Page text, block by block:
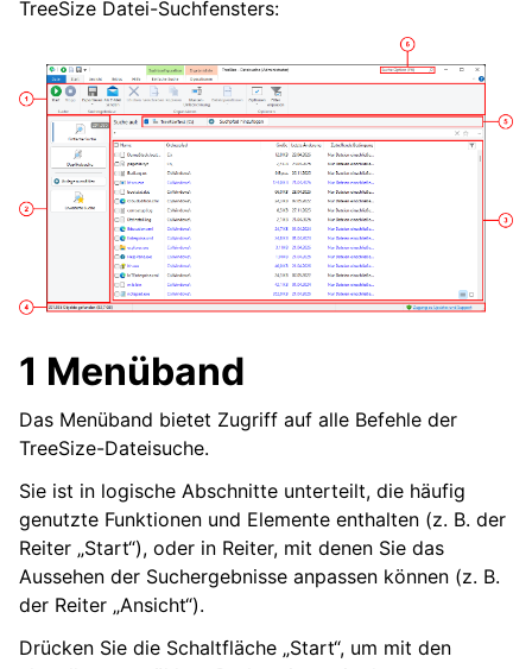
TreeSize Datei-Suchfensters:
1 Menüband
Das Menüband bietet Zugriff auf alle Befehle der
TreeSize-Dateisuche.
Sie ist in logische Abschnitte unterteilt, die häufig
genutzte Funktionen und Elemente enthalten (z. B. der
Reiter „Start“), oder in Reiter, mit denen Sie das
Aussehen der Suchergebnisse anpassen können (z. B.
der Reiter „Ansicht“).
Drücken Sie die Schaltfläche „Start“, um mit den